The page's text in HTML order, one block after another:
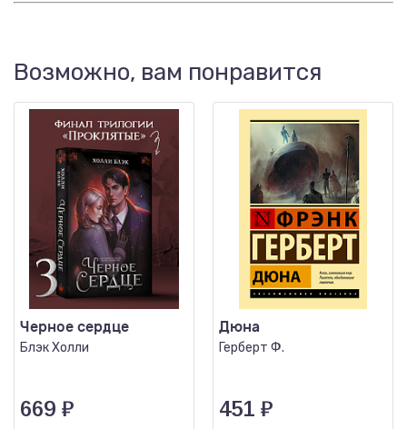
Возможно, вам понравится
Черное сердце
Блэк Холли
669 ₽
Дюна
Герберт Ф.
451 ₽